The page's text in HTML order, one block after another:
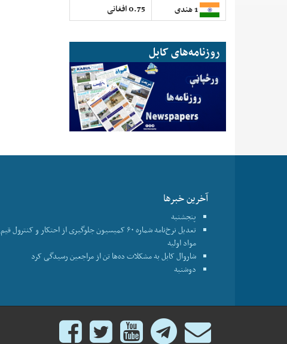
0.75 افغانی
روزنامه‌های کابل
آخرین خبرها
پنجشنبه
تعدیل نرخ‌نامه شماره ۶۰ کمیسیون جلوگیری از احتکار و کنترول قیم
مواد اولیه
شاروال کابل به مشکلات ده‌ها تن از مراجعین رسیدگی کرد
دوشنبه